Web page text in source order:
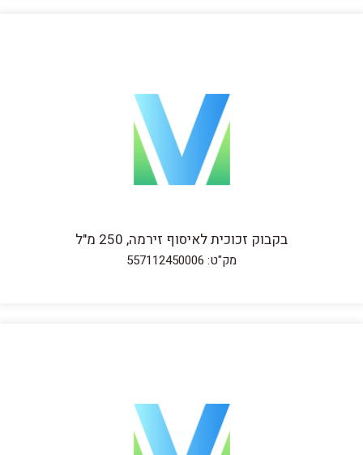
בקבוק זכוכית לאיסוף זירמה, 250 מ"ל
מק"ט: 557112450006